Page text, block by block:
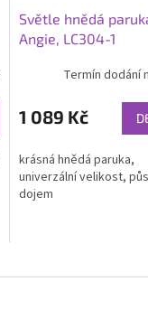
Světle hnědá
Angie, LC304-1
Termín dodání
1 089 Kč
krásná hnědá paruka,
univerzální velikost,
dojem